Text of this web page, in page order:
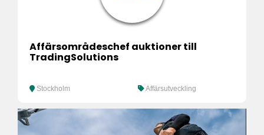
Affärsområdeschef auktioner till
TradingSolutions
Stockholm Affärsutveckling